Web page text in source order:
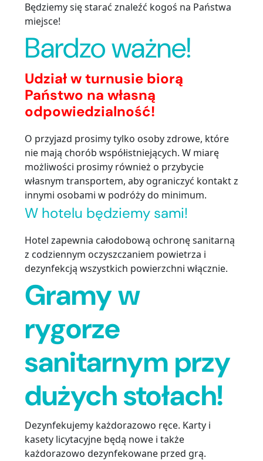
Będziemy się starać znaleźć kogoś na Państwa
miejsce!
Bardzo ważne!
Udział w turnusie biorą
Państwo na własną
odpowiedzialność!
O przyjazd prosimy tylko osoby zdrowe, które
nie mają chorób współistniejących. W miarę
możliwości prosimy również o przybycie
własnym transportem, aby ograniczyć kontakt z
innymi osobami w podróży do minimum.
W hotelu będziemy sami!
Hotel zapewnia całodobową ochronę sanitarną
z codziennym oczyszczaniem powietrza i
dezynfekcją wszystkich powierzchni włącznie.
Gramy w
rygorze
sanitarnym przy
dużych stołach!
Dezynfekujemy każdorazowo ręce. Karty i
kasety licytacyjne będą nowe i także
każdorazowo dezynfekowane przed grą.